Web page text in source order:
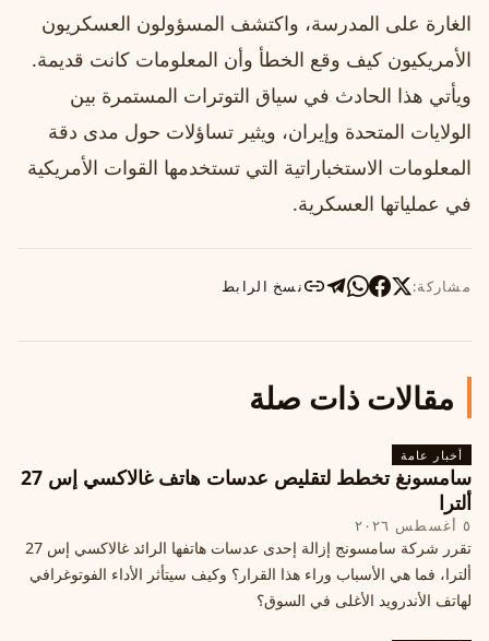
الغارة على المدرسة، واكتشف المسؤولون العسكريون
الأمريكيون كيف وقع الخطأ وأن المعلومات كانت قديمة.
ويأتي هذا الحادث في سياق التوترات المستمرة بين
الولايات المتحدة وإيران، ويثير تساؤلات حول مدى دقة
المعلومات الاستخباراتية التي تستخدمها القوات الأمريكية
في عملياتها العسكرية.
مشاركة: نسخ الرابط
مقالات ذات صلة
أخبار عامة
سامسونغ تخطط لتقليص عدسات هاتف غالاكسي إس 27
ألترا
٥ أغسطس ٢٠٢٦
تقرر شركة سامسونج إزالة إحدى عدسات هاتفها الرائد غالاكسي إس 27
ألترا، فما هي الأسباب وراء هذا القرار؟ وكيف سيتأثر الأداء الفوتوغرافي
لهاتف الأندرويد الأغلى في السوق؟